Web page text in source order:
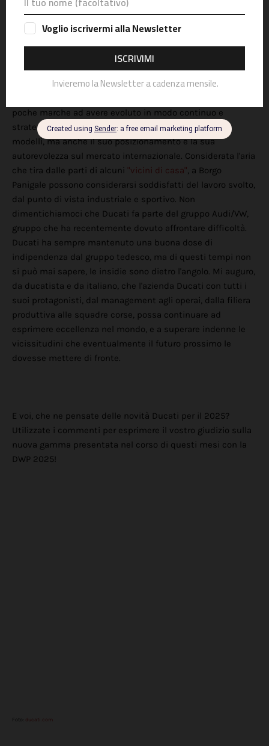
anche in versione Monster V4R.
Ducati: benvenuto 2025!
Il 2025 è alle porte e Ducati ha calato le sue carte per il
poche marche ad avere evoluto in modo continuo e
strategico non solo la sua proposta commerciale di
modelli, ma anche il suo posizionamento e la sua
autorevolezza sul mercato internazionale. Considerata l'aria
che tira dalle parti di alcuni "vicini di casa", a Borgo
Panigale possono considerarsi soddisfatti del lavoro svolto,
dal punto di vista industriale e sportivo. Non
dimentichiamoci che Ducati fa parte del gruppo Audi/VW,
gruppo che ha recentemente dovuto affrontare difficoltà.
Ducati ha sempre mantenuto una buona dose di
indipendenza dal gruppo tedesco, ma di questi tempi non
si può mai sapere, le insidie sono dietro l'angolo. Mi auguro,
da ducatista e da italiano, che l'azienda Ducati con tutti i
suoi protagonisti, dal management agli operai, dalla filiera
produttiva alle squadre corse, possa continuare ad
esprimere eccellenza nel mondo, e a superare indenne le
vicissitudini che eventualmente il futuro prossimo le
dovesse mettere di fronte.
E voi, che ne pensate delle novità Ducati per il 2025?
Utilizzate i commenti per esprimere il vostro giudizio sulla
nuova gamma presentata nel corso di questi mesi con la
DWP 2025!
Foto: ducati.com